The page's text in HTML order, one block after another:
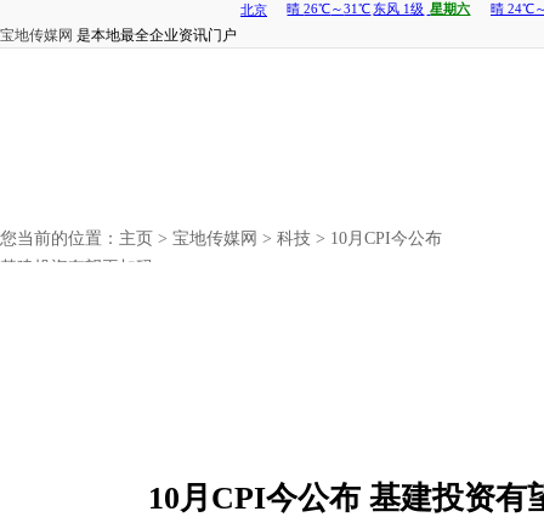
宝地传媒网 是本地最全企业资讯门户
您当前的位置： 主页 > 宝地传媒网 > 科技 > 10月CPI今公布
基建投资有望再加码
10月CPI今公布 基建投资有